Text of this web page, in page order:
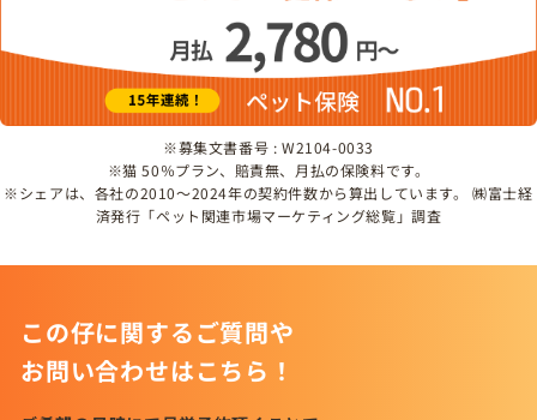
※募集文書番号 : W2104-0033
※猫 50％プラン、賠責無、月払の保険料です。
※シェアは、各社の2010～2024年の契約件数から算出しています。 ㈱富士経
済発行「ペット関連市場マーケティング総覧」調査
この仔に関するご質問や
お問い合わせはこちら！